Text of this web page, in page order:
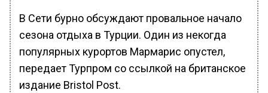
В Сети бурно обсуждают провальное начало
сезона отдыха в Турции. Один из некогда
популярных курортов Мармарис опустел,
передает Турпром со ссылкой на британское
издание Bristol Post.